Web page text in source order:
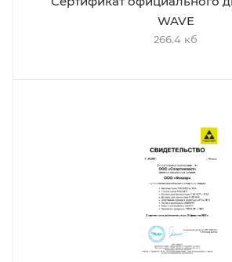
WAVE
266.4 кб